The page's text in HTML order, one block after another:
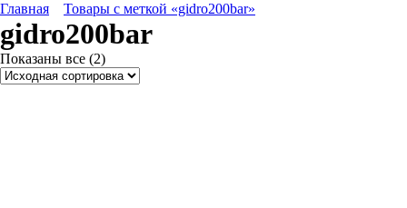
Главная Товары с меткой «gidro200bar»
gidro200bar
Показаны все (2)